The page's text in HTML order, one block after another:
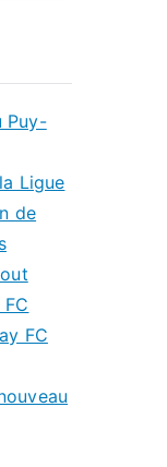
Puy-
Ligue
de
FC